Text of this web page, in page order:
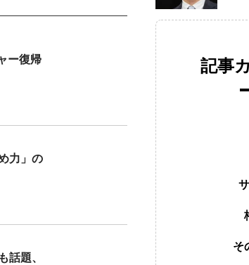
ー復帰
力」の
話題、
記事
そ